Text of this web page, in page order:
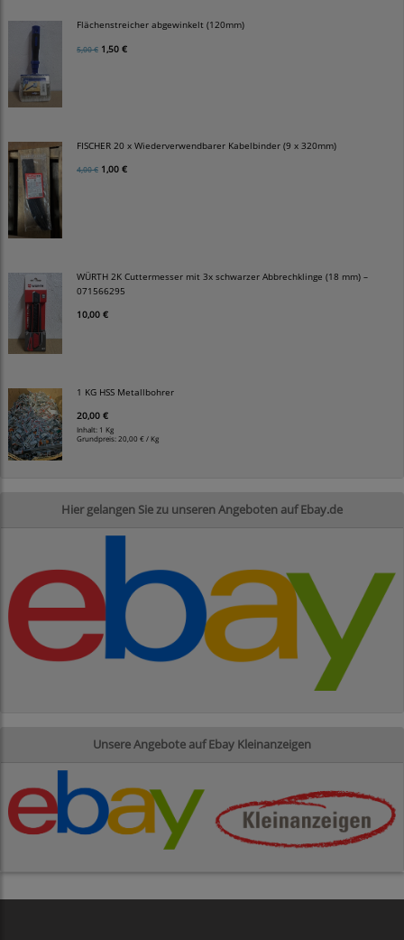
Flächenstreicher abgewinkelt (120mm)
5,00 € 1,50 €
FISCHER 20 x Wiederverwendbarer Kabelbinder (9 x 320mm)
4,00 € 1,00 €
WÜRTH 2K Cuttermesser mit 3x schwarzer Abbrechklinge (18 mm) –
071566295
10,00 €
1 KG HSS Metallbohrer
20,00 €
Inhalt: 1 Kg
Grundpreis: 20,00 € / Kg
Hier gelangen Sie zu unseren Angeboten auf Ebay.de
Unsere Angebote auf Ebay Kleinanzeigen